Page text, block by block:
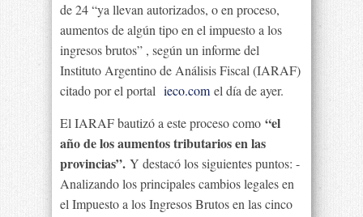
de 24 “ya llevan autorizados, o en proceso,
aumentos de algún tipo en el impuesto a los
ingresos brutos” , según un informe del
Instituto Argentino de Análisis Fiscal (IARAF)
citado por el portal ieco.com el día de ayer.
El IARAF bautizó a este proceso como “el
año de los aumentos tributarios en las
provincias”. Y destacó los siguientes puntos: -
Analizando los principales cambios legales en
el Impuesto a los Ingresos Brutos en las cinco